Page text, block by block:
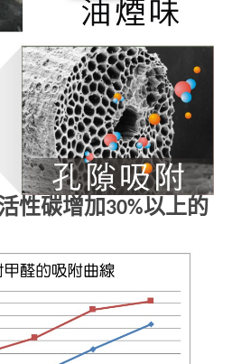
性碳增加 30%以上的